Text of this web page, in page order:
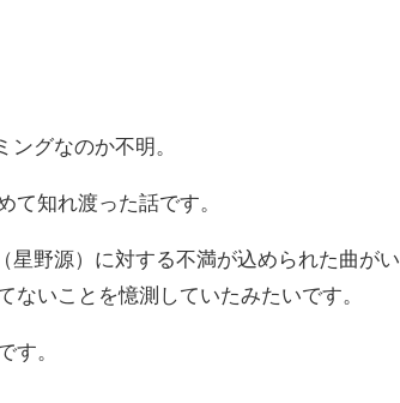
グなのか不明。
て知れ渡った話です。
星野源）に対する不満が込められた曲がい
ないことを憶測していたみたいです。
す。